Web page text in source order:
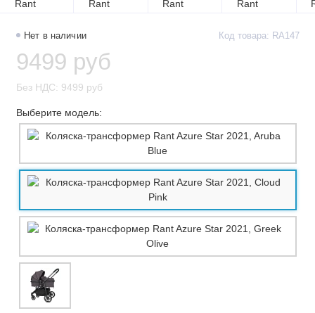
Нет в наличии Код товара: RA147
9499 руб
Без НДС: 9499 руб
Выберите модель: